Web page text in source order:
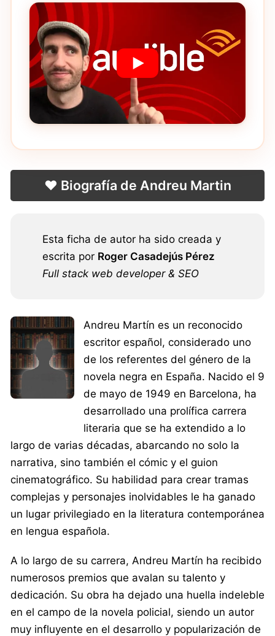
❤️ Biografía de Andreu Martin
Esta ficha de autor ha sido creada y
escrita por Roger Casadejús Pérez
Full stack web developer & SEO
Andreu Martín es un reconocido
escritor español, considerado uno
de los referentes del género de la
novela negra en España. Nacido el 9
de mayo de 1949 en Barcelona, ha
desarrollado una prolífica carrera
literaria que se ha extendido a lo
largo de varias décadas, abarcando no solo la
narrativa, sino también el cómic y el guion
cinematográfico. Su habilidad para crear tramas
complejas y personajes inolvidables le ha ganado
un lugar privilegiado en la literatura contemporánea
en lengua española.
A lo largo de su carrera, Andreu Martín ha recibido
numerosos premios que avalan su talento y
dedicación. Su obra ha dejado una huella indeleble
en el campo de la novela policial, siendo un autor
muy influyente en el desarrollo y popularización de